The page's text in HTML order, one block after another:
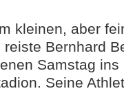
kleinen, aber
reiste Bernhard
Samstag ins
Seine